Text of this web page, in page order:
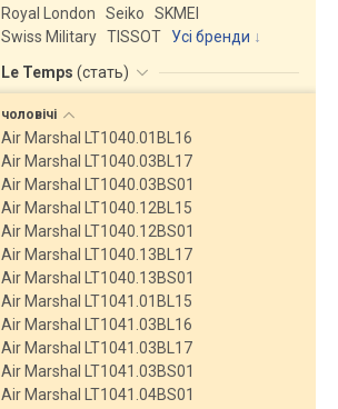
Royal London
Seiko
SKMEI
Swiss Military TISSOT
Усі бренди
Le Temps (стать)
чоловічі
Air Marshal LT1040.01BL16
Air Marshal LT1040.03BL17
Air Marshal LT1040.03BS01
Air Marshal LT1040.12BL15
Air Marshal LT1040.12BS01
Air Marshal LT1040.13BL17
Air Marshal LT1040.13BS01
Air Marshal LT1041.01BL15
Air Marshal LT1041.03BL16
Air Marshal LT1041.03BL17
Air Marshal LT1041.03BS01
Air Marshal LT1041.04BS01